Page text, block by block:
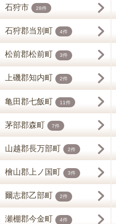
石狩市 28件
石狩郡当別町 4件
松前郡松前町 3件
上磯郡知内町 2件
亀田郡七飯町 11件
茅部郡森町 7件
山越郡長万部町 2件
檜山郡上ノ国町 3件
爾志郡乙部町 2件
瀬棚郡今金町 4件